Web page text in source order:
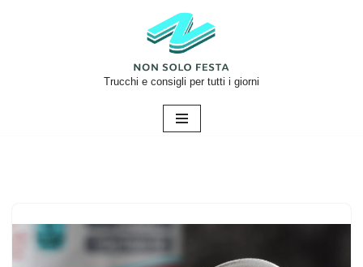
Trucchi e consigli per tutti i giorni